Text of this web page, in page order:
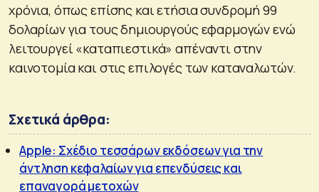
χρόνια, όπως επίσης και ετήσια συνδρομή 99
δολαρίων για τους δημιουργούς εφαρμογών ενώ
λειτουργεί «καταπιεστικά» απέναντι στην
καινοτομία και στις επιλογές των καταναλωτών.
Σχετικά άρθρα:
Apple: Σχέδιο τεσσάρων εκδόσεων για την
άντληση κεφαλαίων για επενδύσεις και
επαναγορά μετοχών